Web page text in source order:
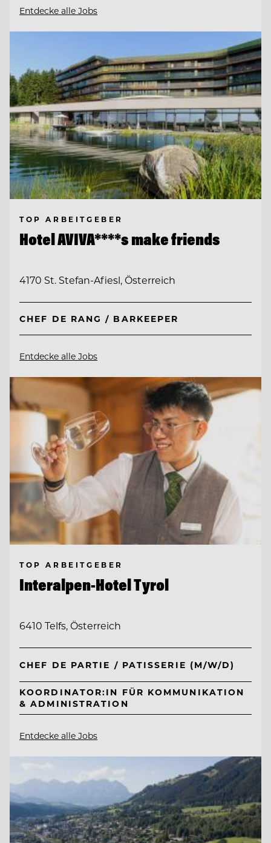
Entdecke alle Jobs
TOP ARBEITGEBER
Hotel AVIVA****s make friends
4170 St. Stefan-Afiesl, Österreich
CHEF DE RANG / BARKEEPER
Entdecke alle Jobs
TOP ARBEITGEBER
Interalpen-Hotel Tyrol
6410 Telfs, Österreich
CHEF DE PARTIE / PATISSERIE (M/W/D)
KOORDINATOR:IN FÜR KOMMUNIKATION
& ADMINISTRATION
Entdecke alle Jobs